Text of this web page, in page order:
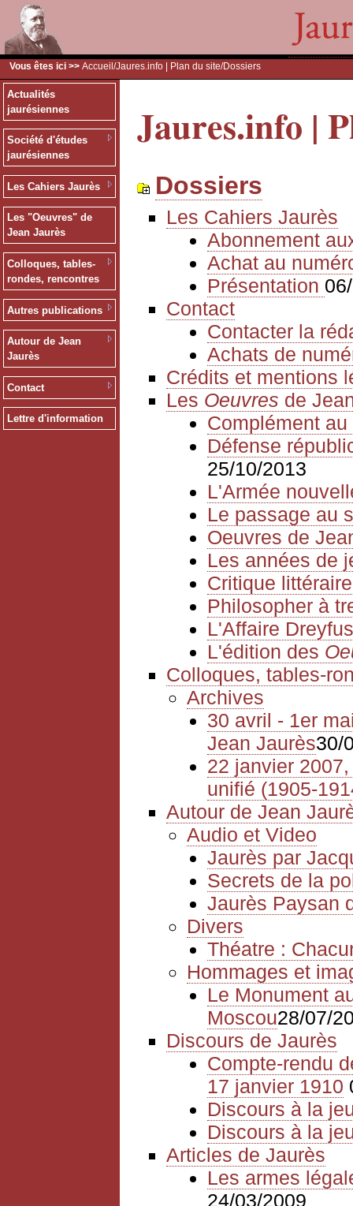
Vous êtes ici >> Accueil /Jaures.info | Plan du site/Dossiers
Actualités
jaurésiennes
Société d'études
jaurésiennes
Les Cahiers Jaurès
Les "Oeuvres" de
Jean Jaurès
Colloques, tables-
rondes, rencontres
Autres publications
Autour de Jean
Jaurès
Contact
Lettre d'information
Jaures.info |
Dossiers
Les Cahiers Jaurès
Abonnement
Achat au
Présentation
Contact
Contacter la
Achats de
Crédits et mentions
Les Oeuvres de
Complément
Défense
25/10/2013
L'Armée
Le passage au
Oeuvres de
Les années de
Critique
Philosopher à
L'Affaire Dreyfus
L'édition des
Colloques, tables-
Archives
30 avril - 1er
Jean Jaurès30/
22 janvier
unifié (1905-
Autour de Jean
Audio et Video
Jaurès par
Secrets de la
Jaurès Paysan
Divers
Théatre :
Hommages et
Le Monument
Moscou28/07/
Discours de Jaurès
Compte-rendu
17 janvier 1910
Discours à la
Discours à la
Articles de Jaurès
Les armes
24/03/2009